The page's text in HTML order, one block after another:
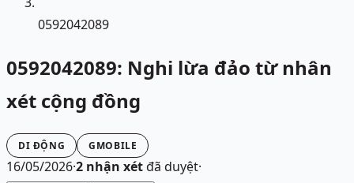
0592042089
0592042089: Nghi lừa đảo từ nhân
xét cộng đồng
DI ĐỘNG GMOBILE
16/05/2026·2 nhận xétđã duyệt·